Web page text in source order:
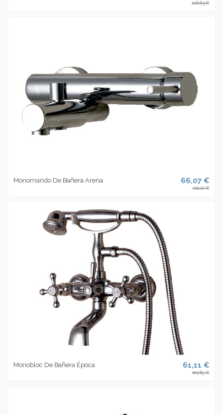
126,63 €
Monomando De Bañera Arena 66,07 €
110,12 €
Monobloc De Bañera Época 61,11 €
101,85 €